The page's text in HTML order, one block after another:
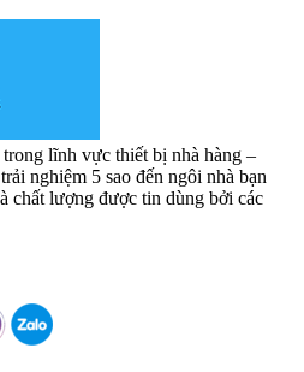
lĩnh vực thiết bị nhà hàng –
nghiệm 5 sao đến ngôi nhà bạn
chất lượng được tin dùng bởi các